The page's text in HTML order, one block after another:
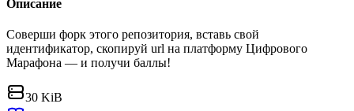
Описание
Соверши форк этого репозитория, вставь свой
идентификатор, скопируй url на платформу Цифрового
Марафона — и получи баллы!
30 KiB